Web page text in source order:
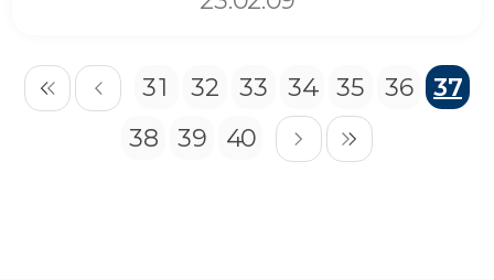
31 32 33 34 35 36
37
38
39 40